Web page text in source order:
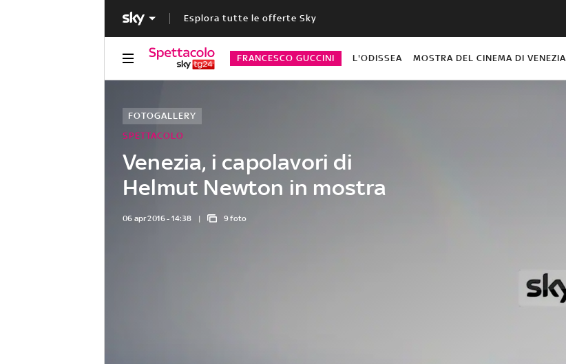
Esplora tutte le offerte Sky
FRANCESCO GUCCINI L'ODISSEA MOSTRA DEL CINEMA DI VENEZIA
Venezia, i capolavori di
Helmut Newton in mostra
SPETTACOLO
FOTOGALLERY
06 apr 2016 - 14:38 9 foto